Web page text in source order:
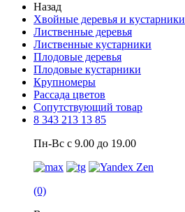
Назад
Хвойные деревья и кустарники
Лиственные деревья
Лиственные кустарники
Плодовые деревья
Плодовые кустарники
Крупномеры
Рассада цветов
Сопутствующий товар
8 343 213 13 85
Пн-Вс с 9.00 до 19.00
(0)